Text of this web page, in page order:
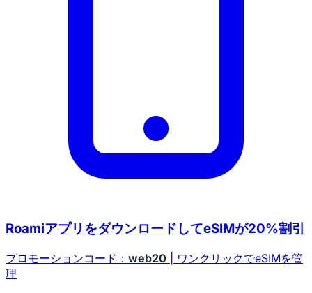
RoamiアプリをダウンロードしてeSIMが20%割引
プロモーションコード： web20 | ワンクリックでeSIMを管
理